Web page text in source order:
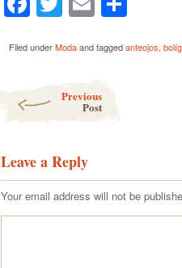
Filed underModaand taggedanteojos,
Previous
Post
Leave a Reply
Your email address will not be